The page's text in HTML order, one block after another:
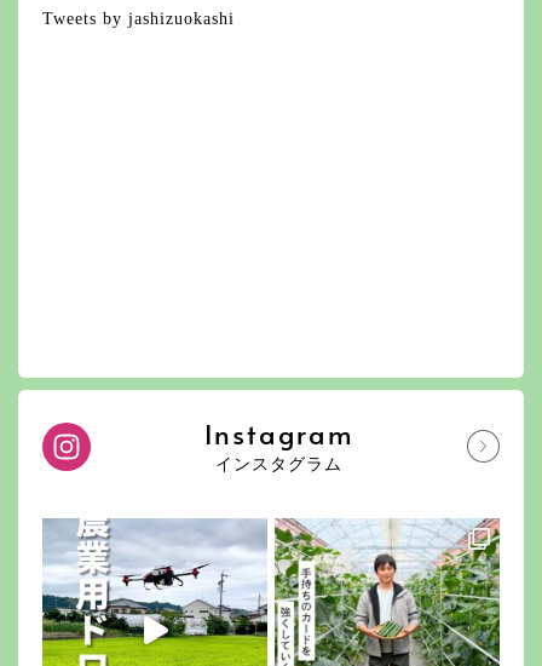
Tweets by jashizuokashi
Instagram
インスタグラム